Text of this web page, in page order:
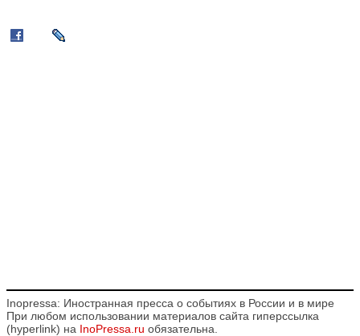
Inopressa: Иностранная пресса о событиях в России и в мире
При любом использовании материалов сайта гиперссылка
(hyperlink) на InoPressa.ru обязательна.